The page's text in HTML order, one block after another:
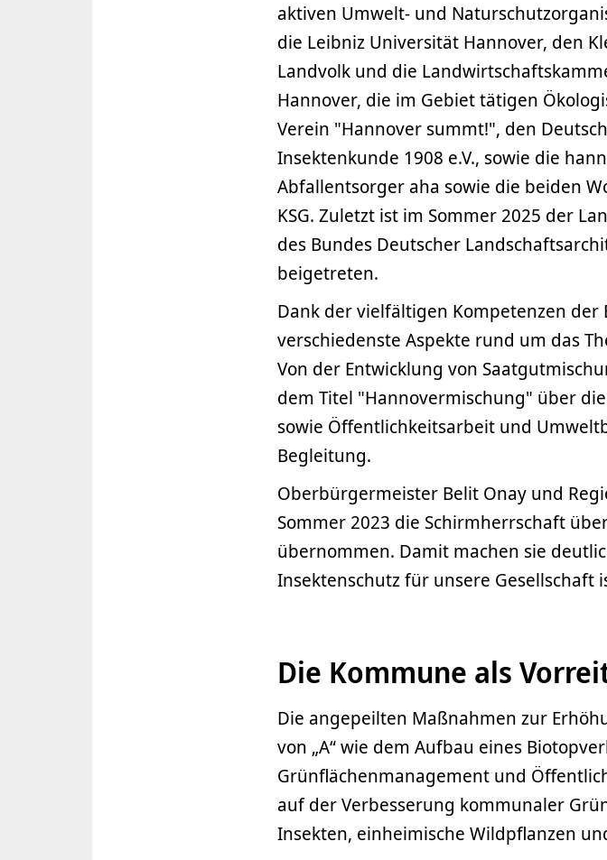
aktiven Umwelt- und
die Leibniz Universität Hannover, den
Landvolk und die
Hannover, die im Gebiet tätigen
Verein "Hannover summt!", den
Insektenkunde 1908 e.V., sowie die
Abfallentsorger aha sowie die beiden
KSG. Zuletzt ist im Sommer 2025 der
des Bundes Deutscher
beigetreten.
Dank der vielfältigen Kompetenzen
verschiedenste Aspekte rund um das
Von der Entwicklung von
dem Titel "Hannovermischung" über
sowie Öffentlichkeitsarbeit und
Begleitung.
Oberbürgermeister Belit Onay und
Sommer 2023 die Schirmherrschaft
übernommen. Damit machen sie
Insektenschutz für unsere Gesellschaft
Die Kommune als
Die angepeilten Maßnahmen zur
von „A“ wie dem Aufbau eines
Grünflächenmanagement und
auf der Verbesserung kommunaler
Insekten, einheimische Wildpflanzen